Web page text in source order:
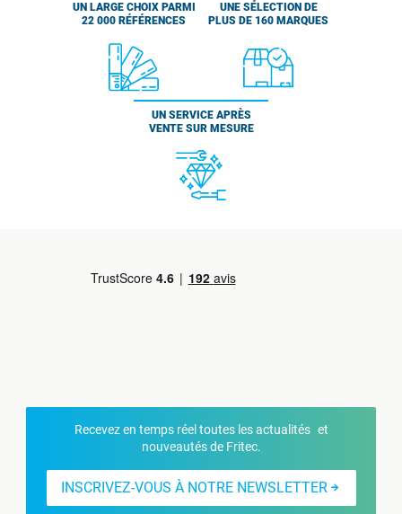
UN LARGE CHOIX PARMI
22 000 RÉFÉRENCES
UNE SÉLECTION DE
PLUS DE 160 MARQUES
UN SERVICE APRÈS
VENTE SUR MESURE
Recevez en temps réel toutes les actualités et
nouveautés de Fritec.
INSCRIVEZ-VOUS À NOTRE NEWSLETTER